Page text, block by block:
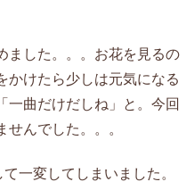
ました。。。お花を見るの
かけたら少しは元気になる
一曲だけだしね」と。今回
せんでした。。。
一変してしまいました。